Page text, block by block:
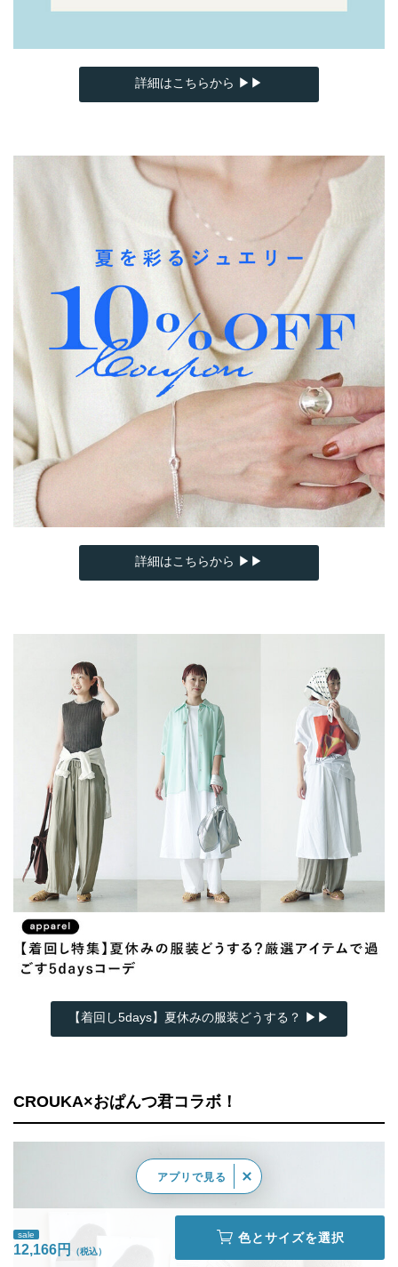
詳細はこちらから ▶▶
詳細はこちらから ▶▶
【着回し5days】夏休みの服装どうする？ ▶▶
CROUKA×おぱんつ君コラボ！
sale
12,166円
色とサイズを選択
アプリで見る